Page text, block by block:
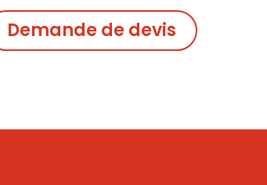
Demande de devis